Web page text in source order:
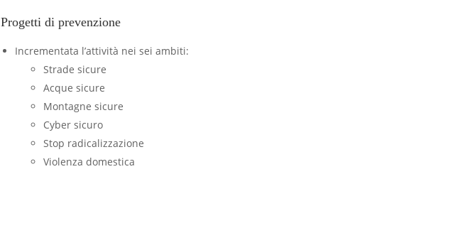
Progetti di prevenzione
Incrementata l’attività nei sei ambiti:
Strade sicure
Acque sicure
Montagne sicure
Cyber sicuro
Stop radicalizzazione
Violenza domestica